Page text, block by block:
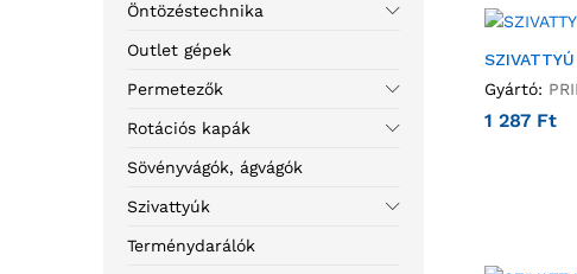
Gyártó:
1 287 Ft
Öntözéstechnika
Outlet gépek
Permetezők
Rotációs kapák
Sövényvágók, ágvágók
Szivattyúk
Terménydarálók